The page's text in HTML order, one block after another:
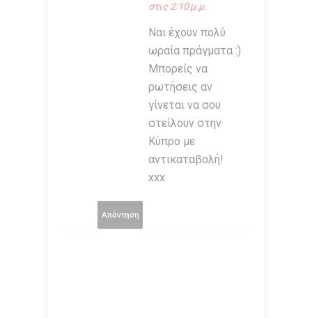
στις 2:10 μ.μ.
Ναι έχουν πολύ
ωραία πράγματα :)
Μπορείς να
ρωτήσεις αν
γίνεται να σου
στείλουν στην
Κύπρο με
αντικαταβολή!
xxx
Απάντηση